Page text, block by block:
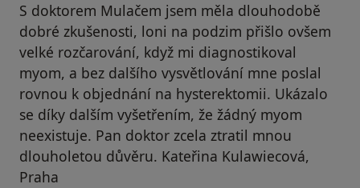
S doktorem Mulačem jsem měla dlouhodobě
dobré zkušenosti, loni na podzim přišlo ovšem
velké rozčarování, když mi diagnostikoval
myom, a bez dalšího vysvětlování mne poslal
rovnou k objednání na hysterektomii. Ukázalo
se díky dalším vyšetřením, že žádný myom
neexistuje. Pan doktor zcela ztratil mnou
dlouholetou důvěru. Kateřina Kulawiecová,
Praha